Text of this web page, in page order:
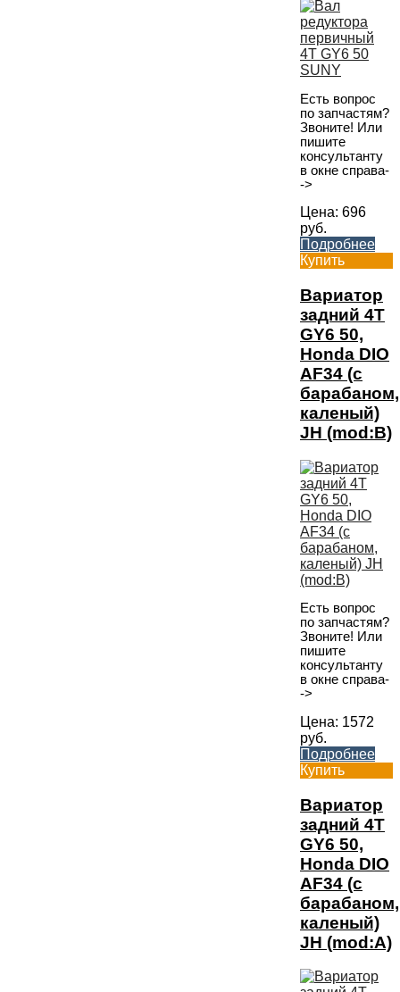
Есть вопрос
по запчастям?
Звоните! Или
пишите
консультанту
в окне справа-
->
Цена: 696
руб.
Подробнее
Купить
Вариатор
задний 4T
GY6 50,
Honda DIO
AF34 (с
барабаном,
каленый)
JH (mod:B)
Есть вопрос
по запчастям?
Звоните! Или
пишите
консультанту
в окне справа-
->
Цена: 1572
руб.
Подробнее
Купить
Вариатор
задний 4T
GY6 50,
Honda DIO
AF34 (с
барабаном,
каленый)
JH (mod:A)